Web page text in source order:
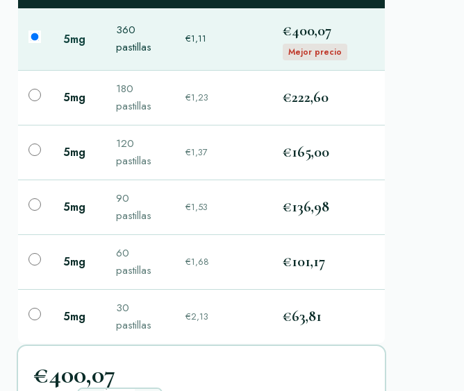
5mg
360
pastillas
€1,11 €400,07
Mejor precio
5mg
180
pastillas
€1,23 €222,60
5mg
120
pastillas
€1,37 €165,00
5mg
90
pastillas
€1,53 €136,98
5mg
60
pastillas
€1,68 €101,17
5mg
30
pastillas
€2,13 €63,81
€400,07